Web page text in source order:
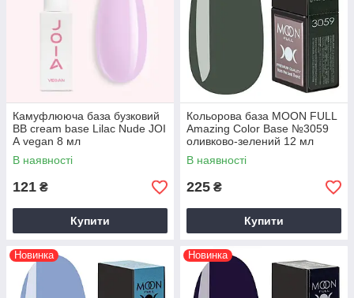
Камуфлююча база бузковий
BB cream base Lilac Nude JOI
A vegan 8 мл
В наявності
121 ₴
Купити
Кольорова база MOON FULL
Amazing Color Base №3059
оливково-зелений 12 мл
В наявності
225 ₴
Купити
Новинка Новинка